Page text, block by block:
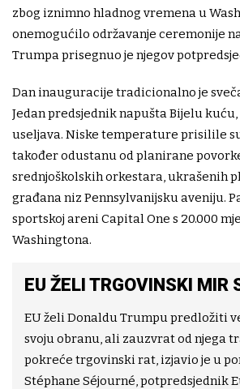
zbog iznimno hladnog vremena u
onemogućilo održavanje ceremonije
Trumpa prisegnuo je njegov
Dan inauguracije tradicionalno je
Jedan predsjednik napušta Bijelu
useljava. Niske temperature prisilile
također odustanu od planirane
srednjoškolskih orkestara, ukrašenih
građana niz Pennsylvanijsku aveniju.
sportskoj areni Capital One s 20.000
Washingtona.
EU ŽELI TRGOVINSKI MIR
EU želi Donaldu Trumpu predložiti
svoju obranu, ali zauzvrat od njega
pokreće trgovinski rat, izjavio je u
Stéphane Séjourné, potpredsjednik